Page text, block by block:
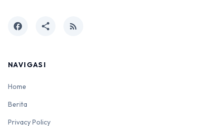
facebook share rss_feed
NAVIGASI
Home
Berita
Privacy Policy